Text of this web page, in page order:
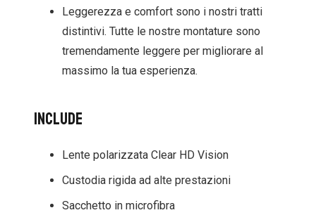
Leggerezza e comfort sono i nostri tratti
distintivi. Tutte le nostre montature sono
tremendamente leggere per migliorare al
massimo la tua esperienza.
Include
Lente polarizzata Clear HD Vision
Custodia rigida ad alte prestazioni
Sacchetto in microfibra